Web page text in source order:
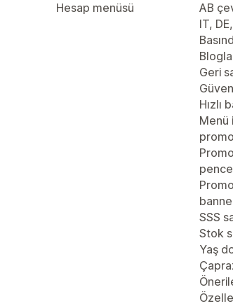
Hesap menüsü
AB
IT,
Geri
Hızlı
Menü
SSS
Stok
Yaş